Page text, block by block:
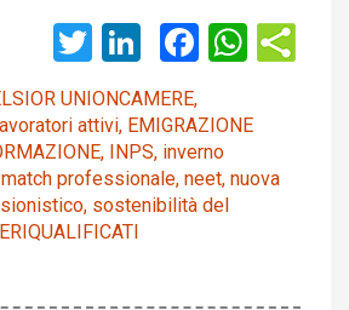
TwitterLinkedIn
UNIONCAMERE,
attivi, EMIGRAZIONE
, INPS, inverno
professionale, neet, nuova
, sostenibilità del